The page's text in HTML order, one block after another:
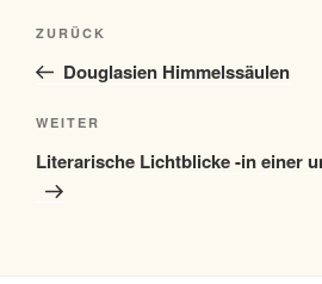
Beitragsnavigation
Vorheriger
Beitrag
ZURÜCK
Douglasien Himmelssäulen
Nächster
Beitrag
WEITER
Literarische Lichtblicke -in einer